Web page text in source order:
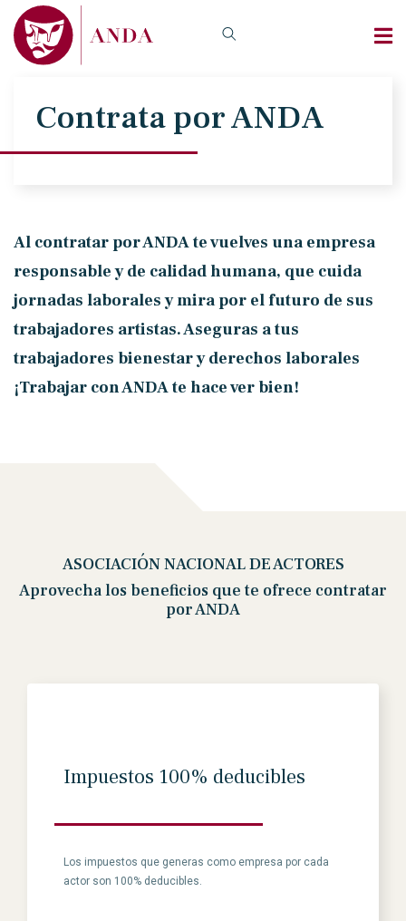
Contrata por ANDA
Al contratar por ANDA te vuelves una empresa
responsable y de calidad humana, que cuida
jornadas laborales y mira por el futuro de sus
trabajadores artistas. Aseguras a tus
trabajadores bienestar y derechos laborales
¡Trabajar con ANDA te hace ver bien!
ASOCIACIÓN NACIONAL DE ACTORES
Aprovecha los beneficios que te ofrece contratar
por ANDA
Impuestos 100% deducibles
Los impuestos que generas como empresa por cada
actor son 100% deducibles.